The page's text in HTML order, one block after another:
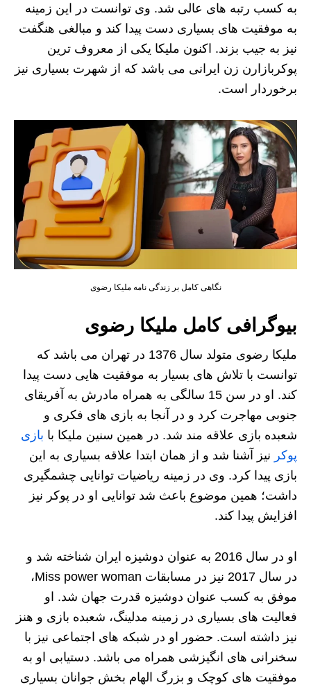
به کسب رتبه های عالی شد. وی توانست در این زمینه
به موفقیت های بسیاری دست پیدا کند و مبالغی هنگفت
نیز به جیب بزند. اکنون ملیکا یکی از معروف ترین
پوکربازارن زن ایرانی می باشد که از شهرت بسیاری نیز
برخوردار است.
نگاهی کامل بر زندگی نامه ملیکا رضوی
بیوگرافی کامل ملیکا رضوی
ملیکا رضوی متولد سال 1376 در تهران می باشد که
توانست با تلاش های بسیار به موفقیت هایی دست پیدا
کند. او در سن 15 سالگی به همراه مادرش به آفریقای
جنوبی مهاجرت کرد و در آنجا به بازی های فکری و
شعبده بازی علاقه مند شد. در همین سنین ملیکا با بازی
پوکر نیز آشنا شد و از همان ابتدا علاقه بسیاری به این
بازی پیدا کرد. وی در زمینه ریاضیات توانایی چشمگیری
داشت؛ همین موضوع باعث شد توانایی او در پوکر نیز
افزایش پیدا کند.
او در سال 2016 به عنوان دوشیزه ایران شناخته شد و
در سال 2017 نیز در مسابقات Miss power woman،
موفق به کسب عنوان دوشیزه قدرت جهان شد. او
فعالیت های بسیاری در زمینه مدلینگ، شعبده بازی و هنز
نیز داشته است. حضور او در شبکه های اجتماعی نیز با
سخنرانی های انگیزشی همراه می باشد. دستیابی او به
موفقیت های کوچک و بزرگ الهام بخش جوانان بسیاری